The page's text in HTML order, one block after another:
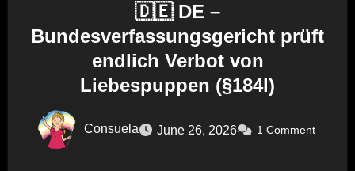
🇩🇪 DE –
Bundesverfassungsgericht prüft
endlich Verbot von
Liebespuppen (§184l)
Consuela June 26, 2026 1 Comment